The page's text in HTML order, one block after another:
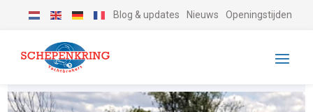
Blog & updates Nieuws Openingstijden